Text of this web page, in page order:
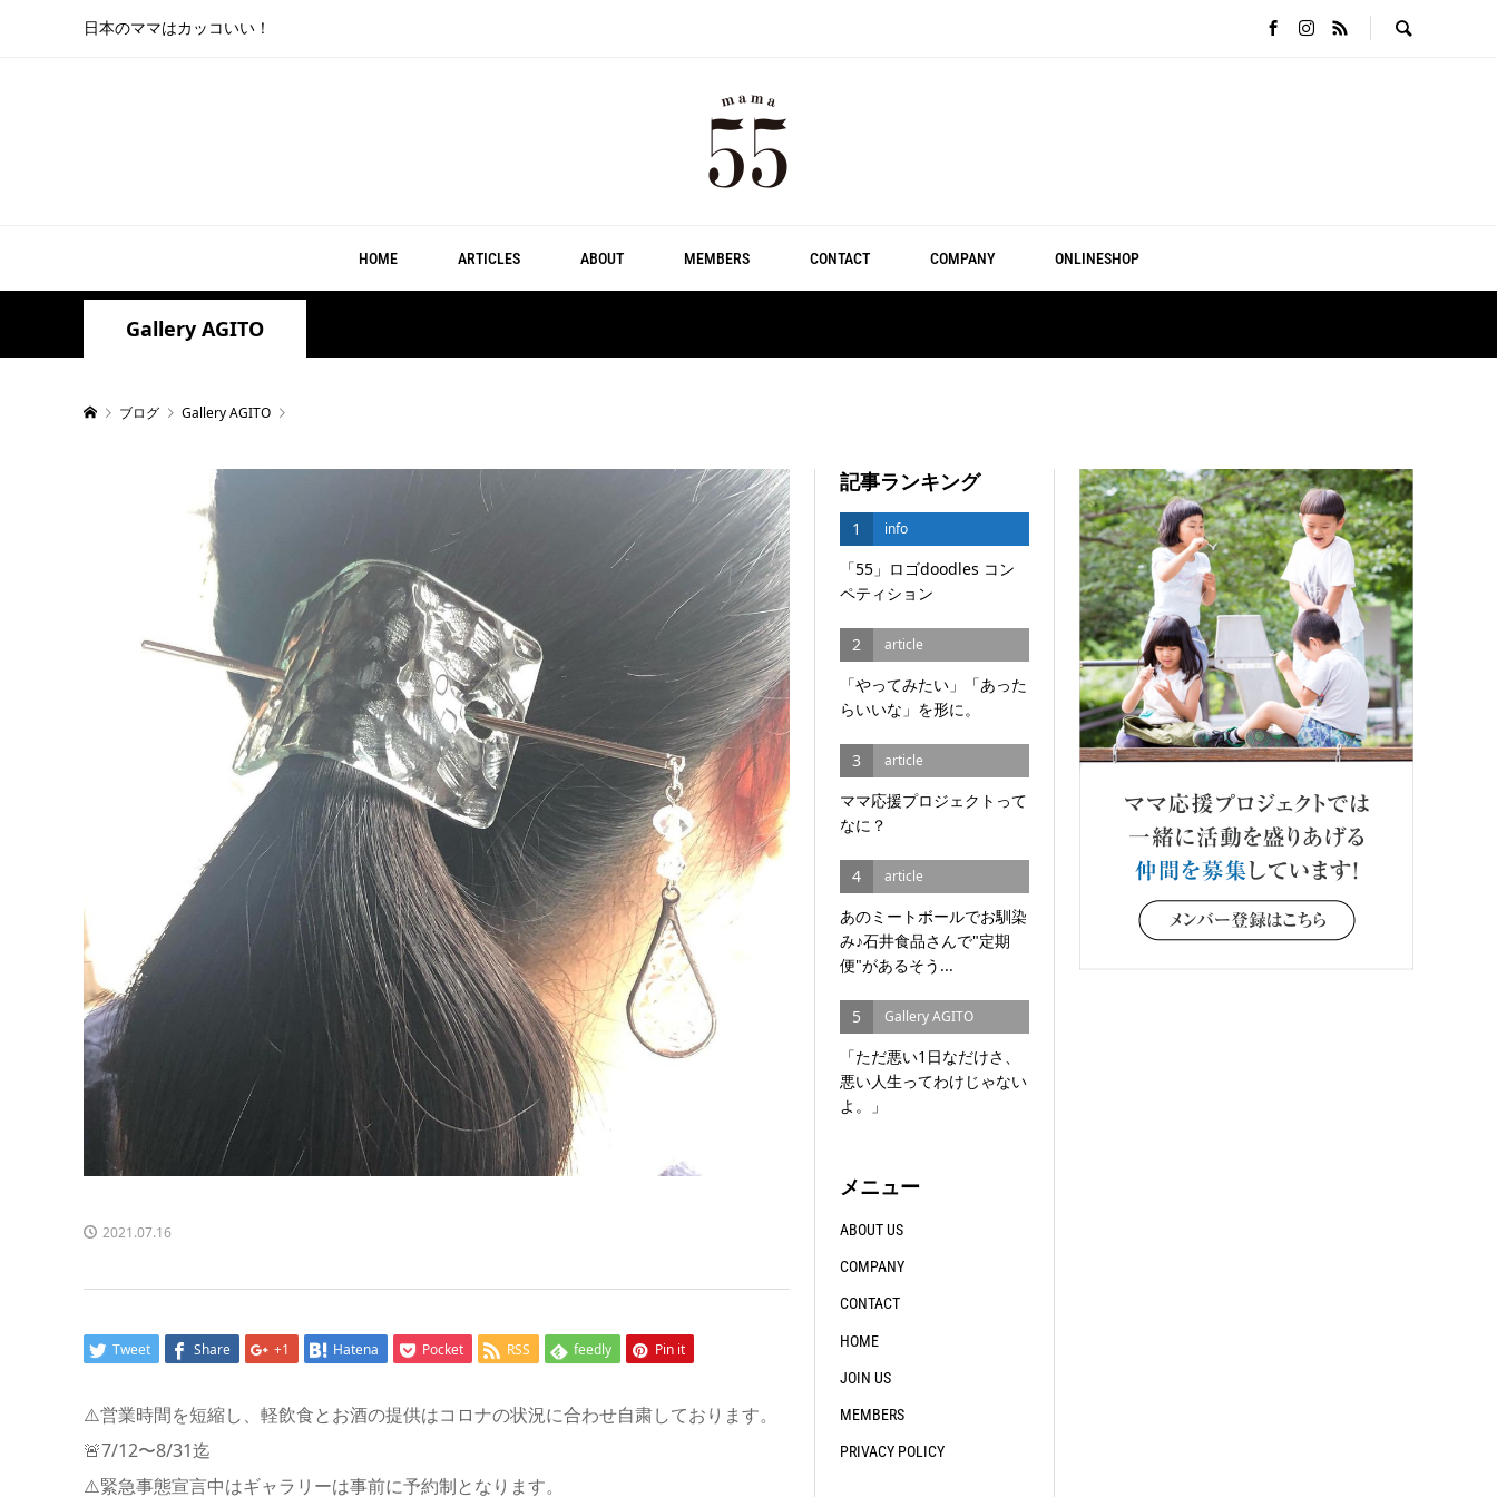
日本のママはカッコいい！
HOME ARTICLES ABOUT MEMBERS CONTACT COMPANY ONLINESHOP
Gallery AGITO
ブログ Gallery AGITO
2021.07.16
Tweet Share +1 Hatena Pocket RSS feedly Pin it
⚠️営業時間を短縮し、軽飲食とお酒の提供はコロナの状況に合わせ自粛しております。
🚨7/12〜8/31迄
⚠️緊急事態宣言中はギャラリーは事前に予約制となります。
記事ランキング
1 info
「55」ロゴdoodles コン
ペティション
2 article
「やってみたい」「あった
らいいな」を形に。
3 article
ママ応援プロジェクトって
なに？
4 article
あのミートボールでお馴染
み♪石井食品さんで"定期
便"があるそう...
5 Gallery AGITO
「ただ悪い1日なだけさ、
悪い人生ってわけじゃない
よ。」
メニュー
ABOUT US
COMPANY
CONTACT
HOME
JOIN US
MEMBERS
PRIVACY POLICY